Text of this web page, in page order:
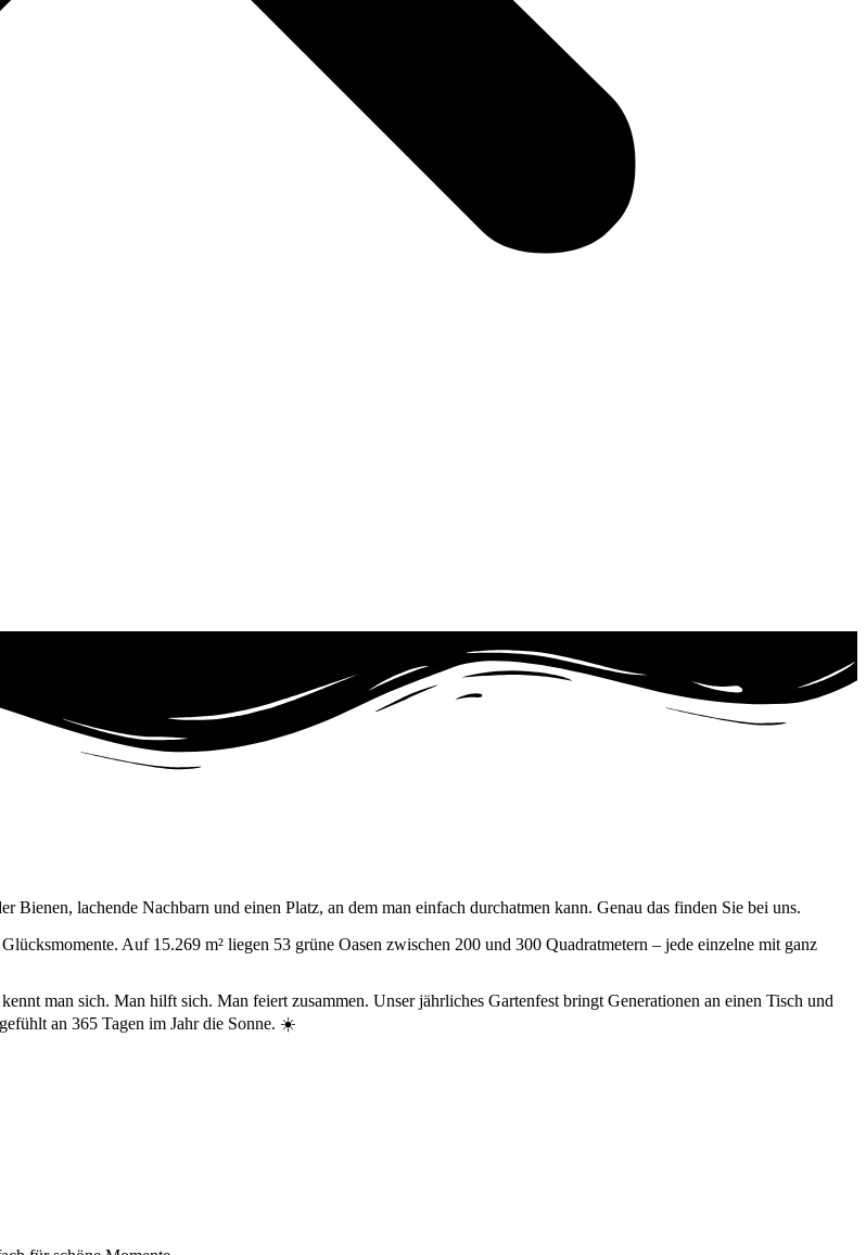
lachende Nachbarn und einen Platz, an dem man einfach durchatmen kann. Genau das finden Sie bei uns.
Auf 15.269 m² liegen 53 grüne Oasen zwischen 200 und 300 Quadratmetern – jede einzelne mit ganz
man sich. Man hilft sich. Man feiert zusammen. Unser jährliches Gartenfest bringt Generationen an einen Tisch und
an 365 Tagen im Jahr die Sonne. ☀️